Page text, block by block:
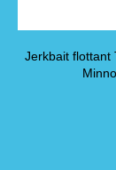
Jerkbait flottant